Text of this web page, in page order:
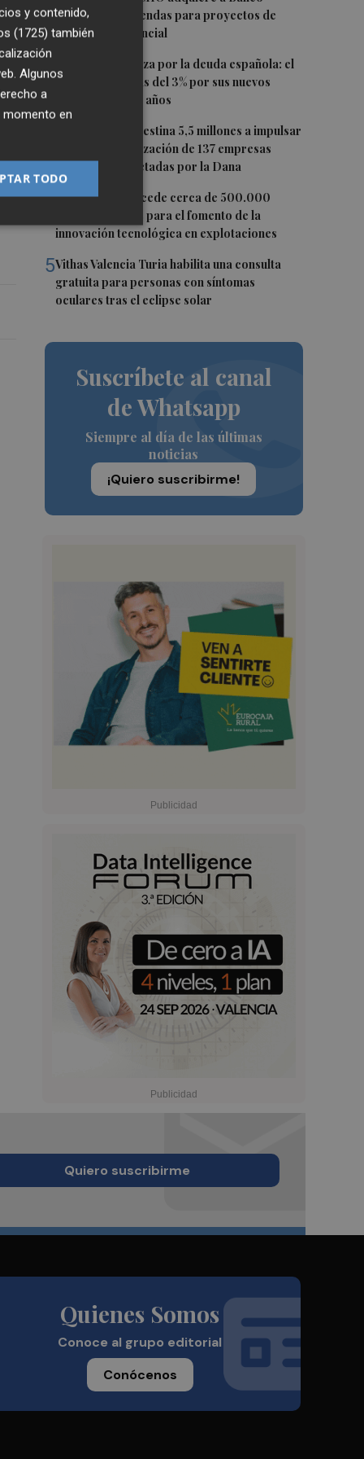
Sabadell 23 viviendas para proyectos de
inclusión residencial
2 Crece la confianza por la deuda española: el
Tesoro paga más del 3% por sus nuevos
bonos a 5, 7 y 10 años
La Generalitat destina 5,5 millones a impulsar
la internacionalización de 137 empresas
valencianas afectadas por la Dana
4Agricultura concede cerca de 500.000
euros en ayudas para el fomento de la
innovación tecnológica en explotaciones
5Vithas Valencia Turia habilita una consulta
gratuita para personas con síntomas
oculares tras el eclipse solar
Suscríbete al canal
de Whatsapp
Siempre al día de las últimas
noticias
¡Quiero suscribirme!
Quiero suscribirme
Quienes Somos
Conoce al grupo editorial
Conócenos
y contenido,
(1725) también
Algunos
a
momento en
TODO